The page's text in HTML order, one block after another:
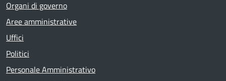
Organi di governo
Aree amministrative
Uffici
Politici
Personale Amministrativo